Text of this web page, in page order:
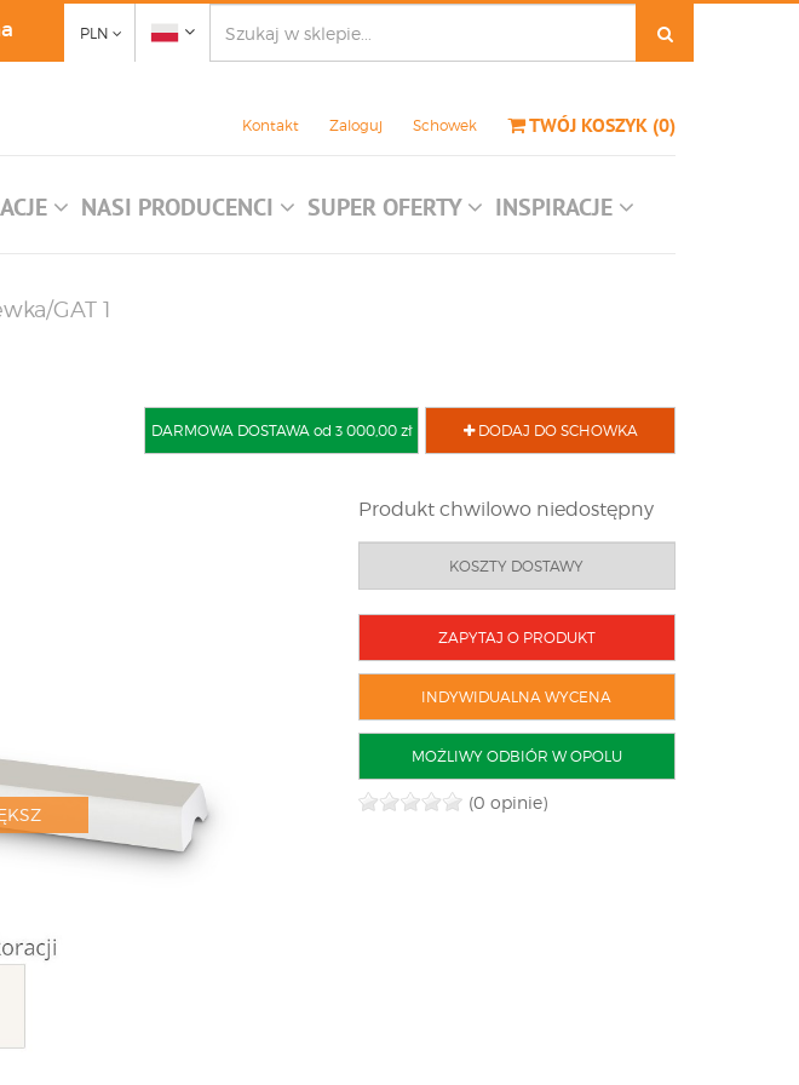
PLN
Kontakt Zaloguj Schowek TWÓJ KOSZYK (0)
NASI PRODUCENCI SUPER OFERTY INSPIRACJE
GAT 1
DODAJ DO SCHOWKA
DARMOWA DOSTAWA od 3 000,00 zł
Produkt chwilowo niedostępny
KOSZTY DOSTAWY
ZAPYTAJ O PRODUKT
INDYWIDUALNA WYCENA
MOŻLIWY ODBIÓR W OPOLU
(0 opinie)